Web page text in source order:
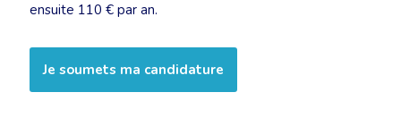
ensuite 110 € par an.
Je soumets ma candidature